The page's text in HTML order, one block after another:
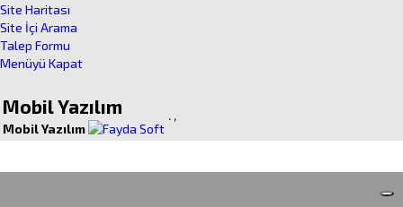
Site Haritası
Site İçi Arama
Talep Formu
Menüyü Kapat
Mobil Yazılım
Mobil Yazılım
. ,